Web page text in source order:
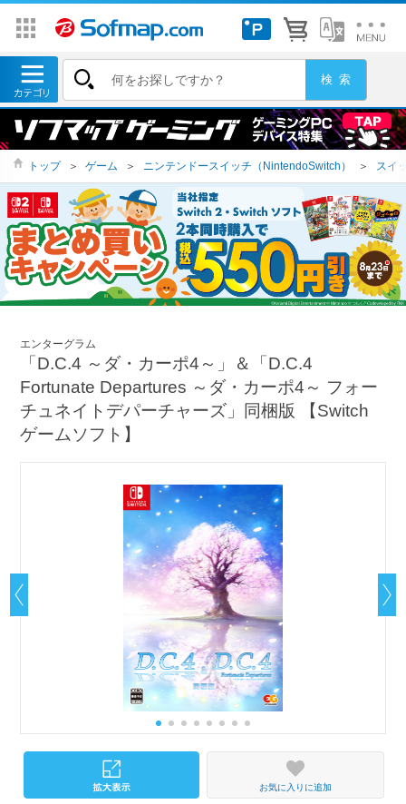
トップ ＞ ゲーム ＞ ニンテンドースイッチ（NintendoSwitch） ＞ スイ
エンターグラム
「D.C.4 ～ダ・カーポ4～」＆「D.C.4
Fortunate Departures ～ダ・カーポ4～ フォー
チュネイトデパーチャーズ」同梱版 【Switch
ゲームソフト】
お気に入りに追加